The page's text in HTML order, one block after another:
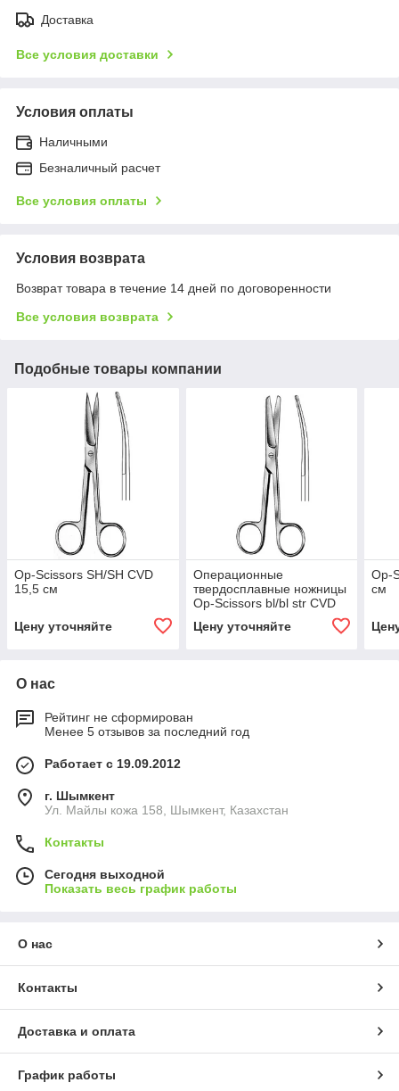
Доставка
Все условия доставки
Условия оплаты
Наличными
Безналичный расчет
Все условия оплаты
Условия возврата
Возврат товара в течение 14 дней по договоренности
Все условия возврата
Подобные товары компании
Op-Scissors SH/SH CVD
15,5 см
Цену уточняйте
Операционные
твердосплавные ножницы
Op-Scissors bl/bl str CVD
Цену уточняйте
Op-
см
О нас
Рейтинг не сформирован
Менее 5 отзывов за последний год
Работает с 19.09.2012
г. Шымкент
Ул. Майлы кожа 158, Шымкент, Казахстан
Контакты
Сегодня выходной
Показать весь график работы
О нас
Контакты
Доставка и оплата
График работы